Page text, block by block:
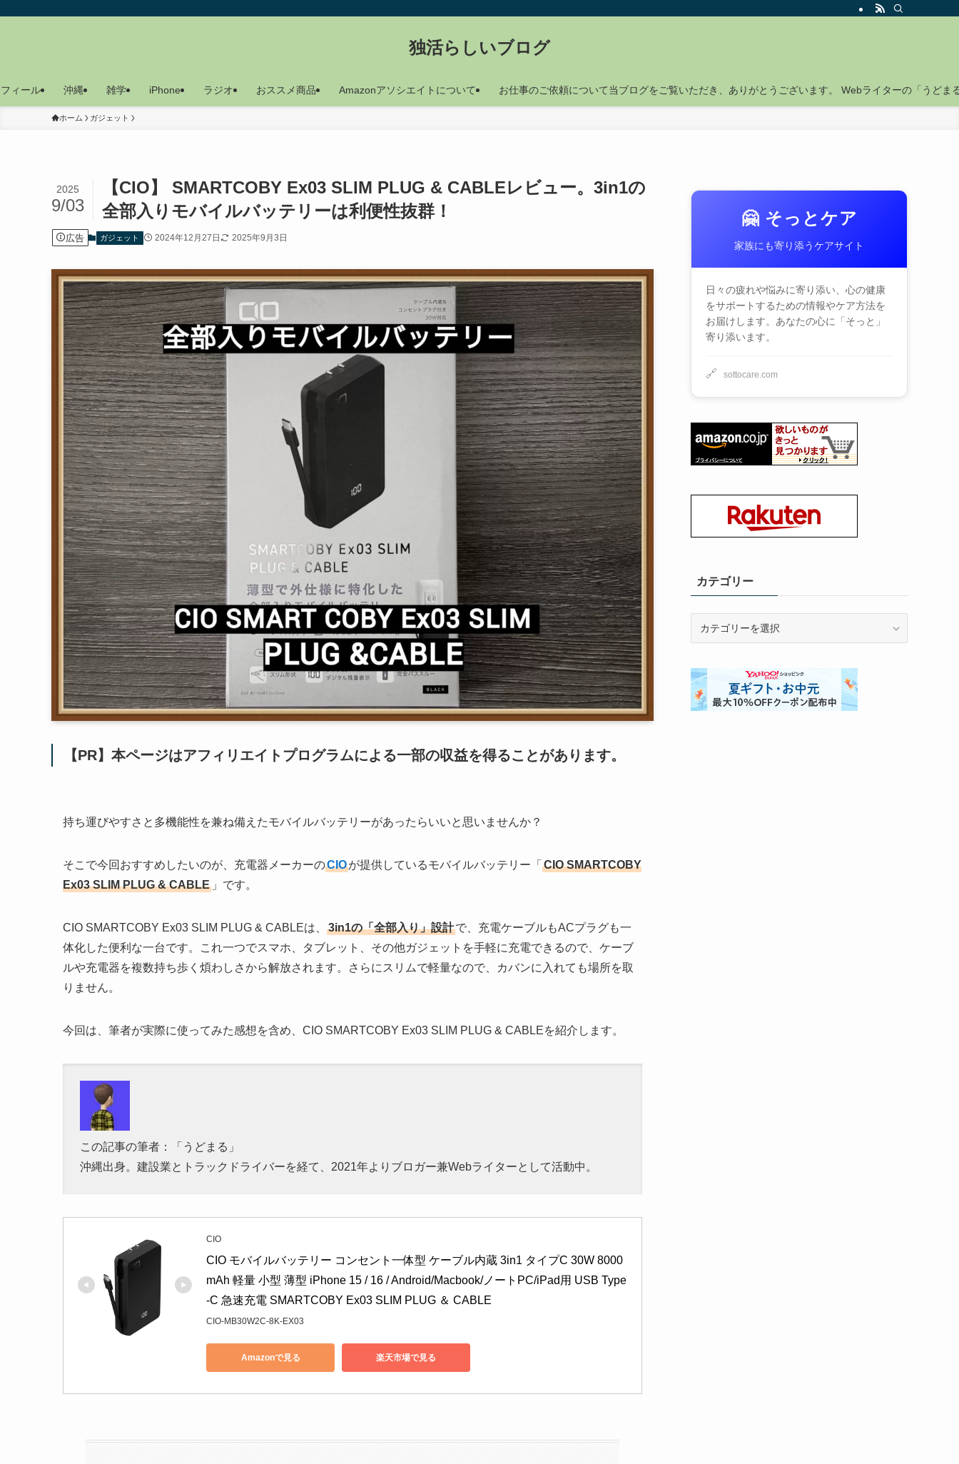
独活らしいブログ
ィール 沖縄 雑学 iPhone ラジオ おススメ商品 Amazonアソシエイトについて お仕事のご依頼について当ブログをご覧いただき、ありがとうございます。 Webライターの「うどま
ホーム ガジェット
【CIO】 SMARTCOBY Ex03 SLIM PLUG & CABLEレビュー。3in1の
全部入りモバイルバッテリーは利便性抜群！
2025
9/03
広告 ガジェット 2024年12月27日 2025年9月3日
【PR】本ページはアフィリエイトプログラムによる一部の収益を得ることがあります。
持ち運びやすさと多機能性を兼ね備えたモバイルバッテリーがあったらいいと思いませんか？
そこで今回おすすめしたいのが、充電器メーカーのCIOが提供しているモバイルバッテリー「 CIO SMARTCOBY
Ex03 SLIM PLUG & CABLE 」です。
CIO SMARTCOBY Ex03 SLIM PLUG & CABLEは、 3in1の「全部入り」設計で、充電ケーブルもACプラグも一
体化した便利な一台です。これ一つでスマホ、タブレット、その他ガジェットを手軽に充電できるので、ケーブ
ルや充電器を複数持ち歩く煩わしさから解放されます。さらにスリムで軽量なので、カバンに入れても場所を取
りません。
今回は、筆者が実際に使ってみた感想を含め、CIO SMARTCOBY Ex03 SLIM PLUG & CABLEを紹介します。
この記事の筆者：「うどまる」
沖縄出身。建設業とトラックドライバーを経て、2021年よりブロガー兼Webライターとして活動中。
CIO
CIO モバイルバッテリー コンセント一体型 ケーブル内蔵 3in1 タイプC 30W 8000
mAh 軽量 小型 薄型 iPhone 15 / 16 / Android/Macbook/ノートPC/iPad用 USB Type
-C 急速充電 SMARTCOBY Ex03 SLIM PLUG ＆ CABLE
CIO-MB30W2C-8K-EX03
Amazonで見る 楽天市場で見る
🤗 そっとケア
家族にも寄り添うケアサイト
日々の疲れや悩みに寄り添い、心の健康
をサポートするための情報やケア方法を
お届けします。あなたの心に「そっと」
寄り添います。
🔗 sottocare.com
カテゴリー
リ
ー